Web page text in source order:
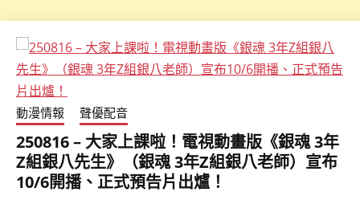
動漫情報 聲優配音
250816 – 大家上課啦！電視動畫版《銀魂 3年
Z組銀八先生》（銀魂 3年Z組銀八老師）宣布
10/6開播、正式預告片出爐！